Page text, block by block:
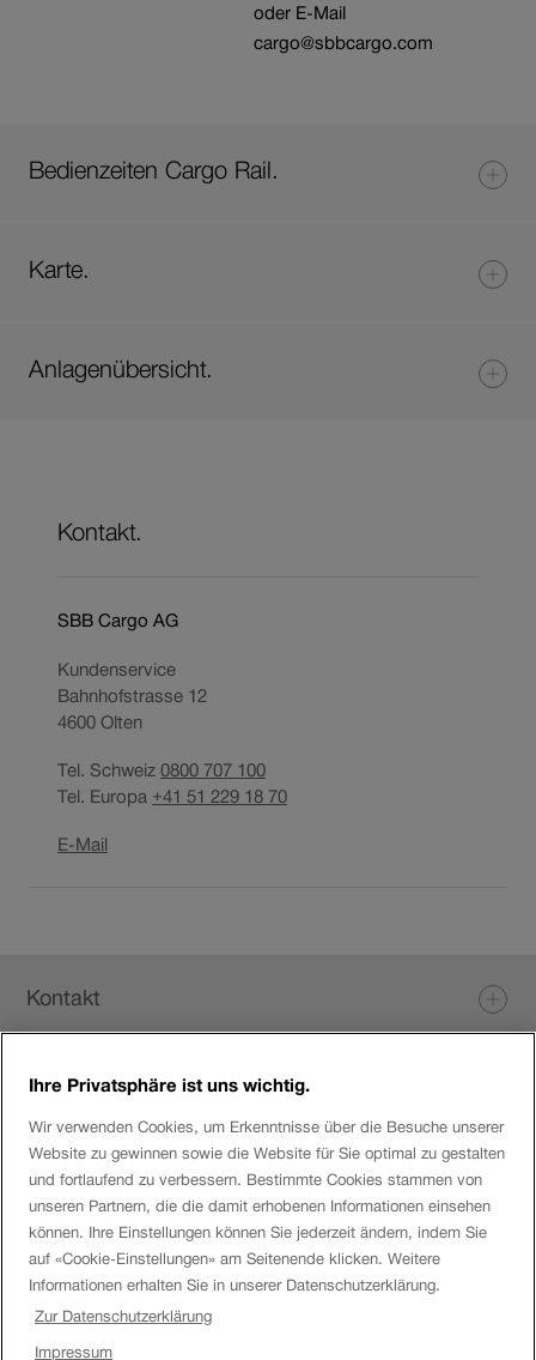
oder E-Mail
cargo@sbbcargo.com
Bedienzeiten Cargo Rail.
Karte.
Anlagenübersicht.
Kontakt.
SBB Cargo AG
Kundenservice
Bahnhofstrasse 12
4600 Olten
Tel. Schweiz 0800 707 100
Tel. Europa +41 51 229 18 70
E-MailLink
Kontakt
Login eServices
Social Media
Über die SBB
Ihre Privatsphäre ist uns wichtig.
Wir verwenden Cookies, um Erkenntnisse über die Besuche unserer
Website zu gewinnen sowie die Website für Sie optimal zu gestalten
und fortlaufend zu verbessern. Bestimmte Cookies stammen von
unseren Partnern, die die damit erhobenen Informationen einsehen
können. Ihre Einstellungen können Sie jederzeit ändern, indem Sie
auf «Cookie-Einstellungen» am Seitenende klicken. Weitere
Informationen erhalten Sie in unserer Datenschutzerklärung.
Zur Datenschutzerklärung
Impressum